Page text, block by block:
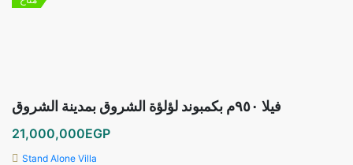
فيلا ٩٥٠م بكمبوند لؤلؤة الشروق بمدينة الشروق
21,000,000EGP
Stand Alone Villa